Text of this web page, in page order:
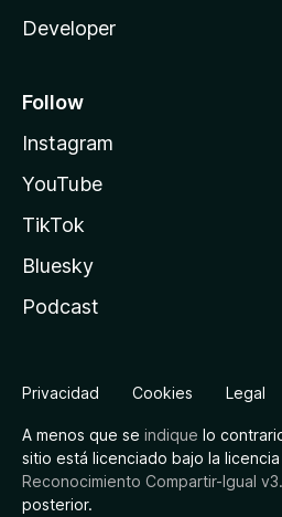
Developer
Follow
Instagram
YouTube
TikTok
Bluesky
Podcast
Privacidad Cookies Legal
A menos que se indique lo
sitio está licenciado bajo la licencia
Reconocimiento Compartir-Igual
posterior.